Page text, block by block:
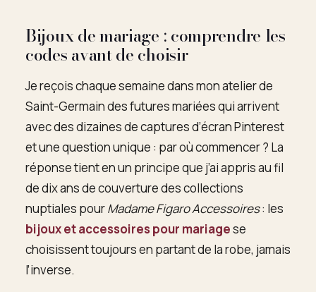
Bijoux de mariage : comprendre les
codes avant de choisir
Je reçois chaque semaine dans mon atelier de
Saint-Germain des futures mariées qui arrivent
avec des dizaines de captures d’écran Pinterest
et une question unique : par où commencer ? La
réponse tient en un principe que j’ai appris au fil
de dix ans de couverture des collections
nuptiales pourMadame Figaro Accessoires: les
bijoux et accessoires pour mariagese
choisissent toujours en partant de la robe, jamais
l’inverse.